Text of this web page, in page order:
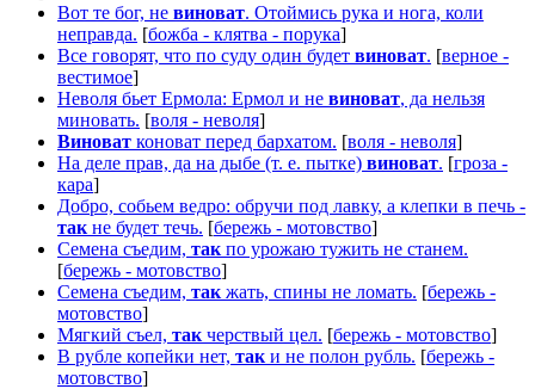
Вот те бог, не виноват. Отоймись рука и нога, коли
неправда. [божба - клятва - порука]
Все говорят, что по суду один будет виноват. [верное -
вестимое]
Неволя бьет Ермола: Ермол и не виноват, да нельзя
миновать. [воля - неволя]
Виноват коноват перед бархатом. [воля - неволя]
На деле прав, да на дыбе (т. е. пытке) виноват. [гроза -
кара]
Добро, собьем ведро: обручи под лавку, а клепки в печь -
так не будет течь. [бережь - мотовство]
Семена съедим, так по урожаю тужить не станем.
[бережь - мотовство]
Семена съедим, так жать, спины не ломать. [бережь -
мотовство]
Мягкий съел, так черствый цел. [бережь - мотовство]
В рубле копейки нет, так и не полон рубль. [бережь -
мотовство]